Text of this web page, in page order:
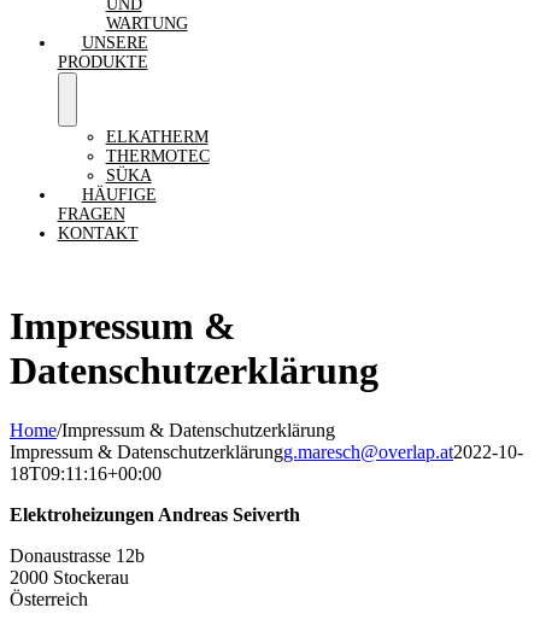
UND
WARTUNG
UNSERE
PRODUKTE
ELKATHERM
THERMOTEC
SÜKA
HÄUFIGE
FRAGEN
KONTAKT
Impressum &
Datenschutzerklärung
Home/Impressum & Datenschutzerklärung
Impressum & Datenschutzerklärungg.maresch@overlap.at2022-10-
18T09:11:16+00:00
Elektroheizungen Andreas Seiverth
Donaustrasse 12b
2000 Stockerau
Österreich